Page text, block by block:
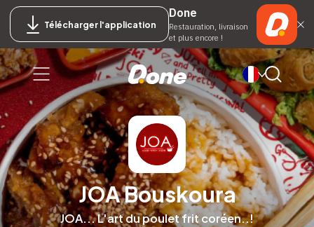
Télécharger l'application
Done
Restauration, livraison
et plus encore !
JOA Bouskoura
JOA... L'art du poulet frit coréen..!